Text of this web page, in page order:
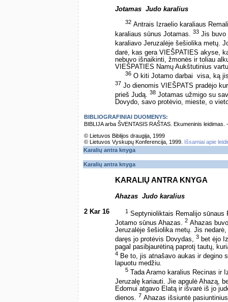
Jotamas ­ Judo karalius
32 Antrais Izraelio karaliaus
karaliaus sūnus Jotamas. 33 Jis buvo
karaliavo Jeruzalėje šešiolika metų.
darė, kas gera VIEŠPATIES akyse,
nebuvo išnaikinti, žmonės ir toliau
VIEŠPATIES Namų Aukštutinius
36 O kiti Jotamo darbai ­ visa, ką
37 Jo dienomis VIEŠPATS pradėjo
prieš Judą. 38 Jotamas užmigo su
Dovydo, savo protėvio, mieste, o
BIBLIOGRAFINIAI DUOMENYS:
BIBLIJA arba ŠVENTASIS RAŠTAS. Ekumeninis
© Lietuvos Biblijos draugija, 1999
© Lietuvos Vyskupų Konferencija, 1999.
Išsamiai apie
Karalių antra knyga
Karalių antra knyga
KARALIŲ ANTRA KNYGA
Ahazas ­ Judo karalius
2 Kar 16 1 Septynioliktais Remalijo sūnaus
Jotamo sūnus Ahazas. 2 Ahazas
Jeruzalėje šešiolika metų. Jis
daręs jo protėvis Dovydas, 3 bet ėjo
pagal pasibjaurėtiną paprotį tautų,
4 Be to, jis atnašavo aukas ir degino
lapuotu medžiu.
5 Tada Aramo karalius Recinas ir
Jeruzalę kariauti. Jie apgulė Ahazą,
Edomui atgavo Elatą ir išvarė iš jo
dienos. 7 Ahazas išsiuntė